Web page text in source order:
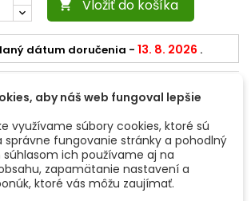
 Vložiť do košíka
dátum doručenia - 13. 8. 2026 .
Biela
Brúsený
aby náš web fungoval lepšie
využívame súbory cookies, ktoré sú
fungovanie stránky a pohodlný
súhlasom ich používame aj na
zapamätanie nastavení a
ktoré vás môžu zaujímať.